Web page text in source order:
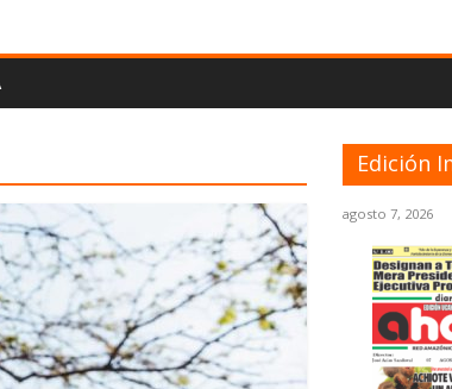
Edición
agosto 7, 2026